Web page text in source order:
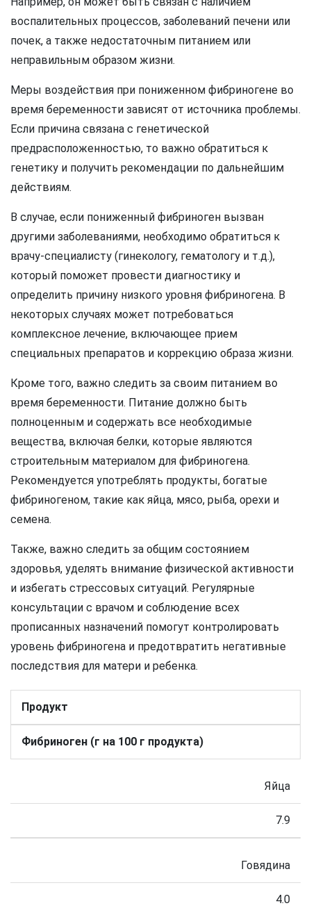
воспалительных процессов, заболеваний печени или
почек, а также недостаточным питанием или
неправильным образом жизни.
Меры воздействия при пониженном фибриногене во
время беременности зависят от источника проблемы.
Если причина связана с генетической
предрасположенностью, то важно обратиться к
генетику и получить рекомендации по дальнейшим
действиям.
В случае, если пониженный фибриноген вызван
другими заболеваниями, необходимо обратиться к
врачу-специалисту (гинекологу, гематологу и т.д.),
который поможет провести диагностику и
определить причину низкого уровня фибриногена. В
некоторых случаях может потребоваться
комплексное лечение, включающее прием
специальных препаратов и коррекцию образа жизни.
Кроме того, важно следить за своим питанием во
время беременности. Питание должно быть
полноценным и содержать все необходимые
вещества, включая белки, которые являются
строительным материалом для фибриногена.
Рекомендуется употреблять продукты, богатые
фибриногеном, такие как яйца, мясо, рыба, орехи и
семена.
Также, важно следить за общим состоянием
здоровья, уделять внимание физической активности
и избегать стрессовых ситуаций. Регулярные
консультации с врачом и соблюдение всех
прописанных назначений помогут контролировать
уровень фибриногена и предотвратить негативные
последствия для матери и ребенка.
Продукт
Фибриноген (г на 100 г продукта)
Яйца
7.9
Говядина
4.0